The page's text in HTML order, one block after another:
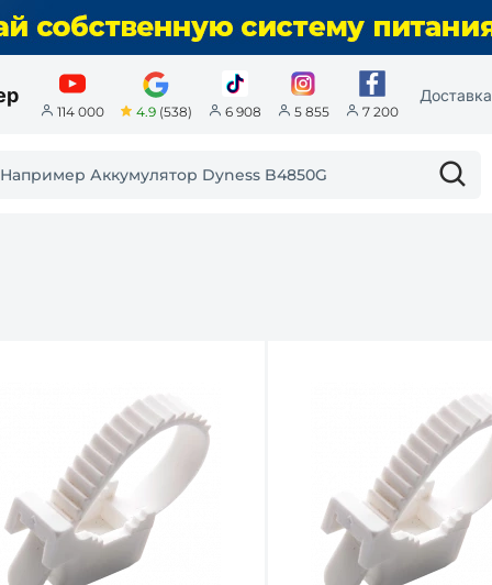
114 000 4.9 (538) 6 908 5 855 7 200